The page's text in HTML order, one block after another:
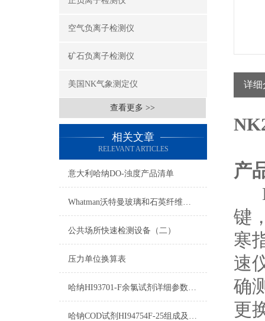
空气负离子检测仪
矿石负离子检测仪
美国NK气象测定仪
查看更多 >>
相关文章
RELEVANT ARTICLES
意大利哈纳DO-浊度产品清单
Whatman沃特曼玻璃和石英纤维滤纸/滤膜
公共场所快速检测设备（二）
压力单位换算表
哈纳HI93701-F余氯试剂详细参数及测量原理
哈钠COD试剂HI94754F-25组成及测量范围
详细
产
键
寒
速
确
更